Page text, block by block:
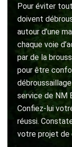
Pour éviter
doivent
autour d’une
chaque voie
par de la
pour être
service de NM
Confiez-lui
réussi.
votre projet de